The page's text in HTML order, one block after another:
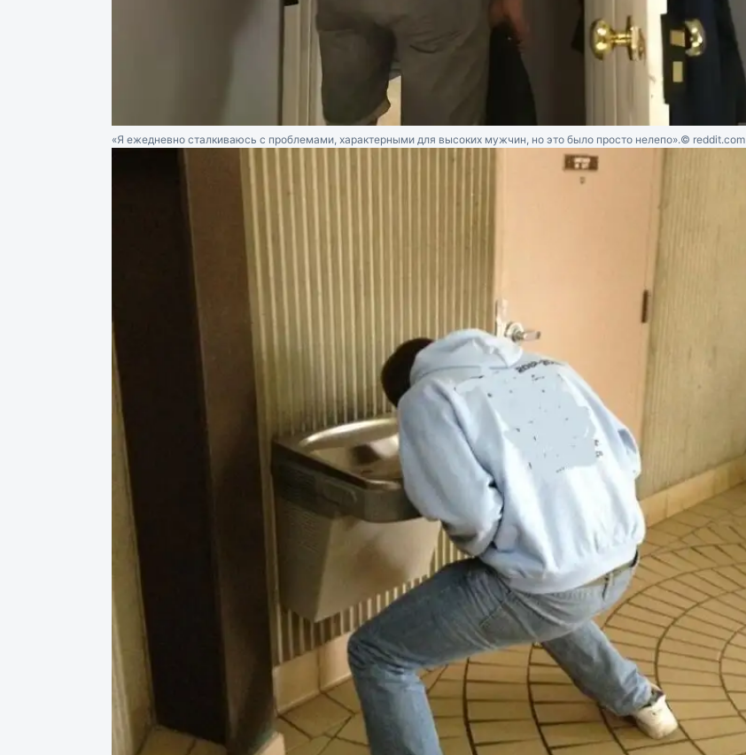
«Я ежедневно сталкиваюсь с проблемами, характерными для высоких мужчин, но это было просто нелепо».© reddit.com